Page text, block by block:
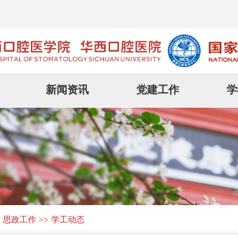
新闻资讯 党建工作
思政工作 >> 学工动态